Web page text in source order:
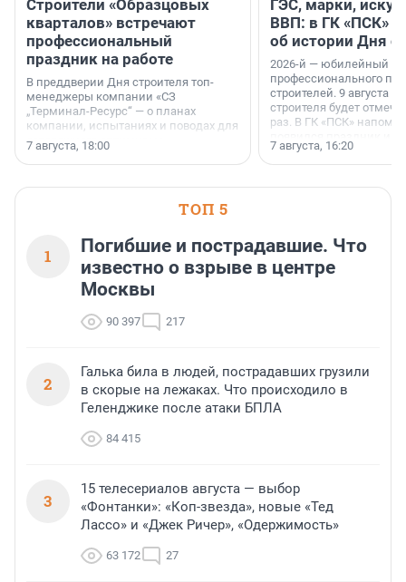
Строители «Образцовых
кварталов» встречают
профессиональный
праздник на работе
В преддверии Дня строителя топ-
менеджеры компании «СЗ
„Терминал-Ресурс“ — о планах
компании, испытаниях и поводах для
осторожного оптимизма.
7 августа, 18:00
ГЭС, марки,
ВВП: в ГК «ПСК»
об истории Дня
2026-й — юбилейный
профессионального
строителей. 9 августа
строителя будет
раз. В ГК «ПСК»
поменялась роль
7 августа, 16:20
ТОП 5
1
Погибшие и пострадавшие. Что
известно о взрыве в центре
Москвы
90 397 217
2
Галька била в людей, пострадавших грузили
в скорые на лежаках. Что происходило в
Геленджике после атаки БПЛА
84 415
3
15 телесериалов августа — выбор
«Фонтанки»: «Коп-звезда», новые «Тед
Лассо» и «Джек Ричер», «Одержимость»
63 172 27